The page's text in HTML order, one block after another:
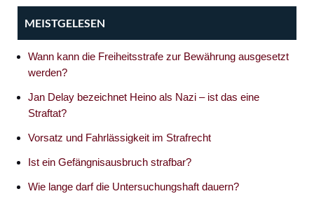
MEISTGELESEN
Wann kann die Freiheitsstrafe zur Bewährung ausgesetzt
werden?
Jan Delay bezeichnet Heino als Nazi – ist das eine
Straftat?
Vorsatz und Fahrlässigkeit im Strafrecht
Ist ein Gefängnisausbruch strafbar?
Wie lange darf die Untersuchungshaft dauern?